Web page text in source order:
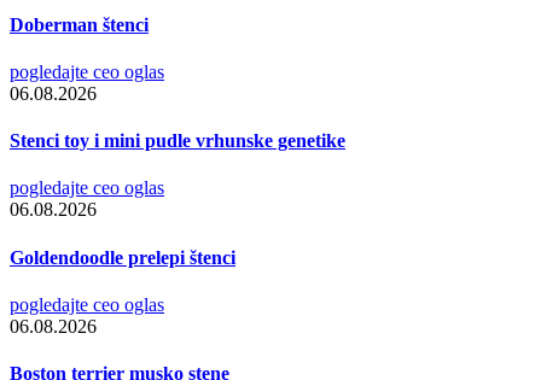
Doberman štenci
pogledajte ceo oglas
06.08.2026
Stenci toy i mini pudle vrhunske genetike
pogledajte ceo oglas
06.08.2026
Goldendoodle prelepi štenci
pogledajte ceo oglas
06.08.2026
Boston terrier musko stene